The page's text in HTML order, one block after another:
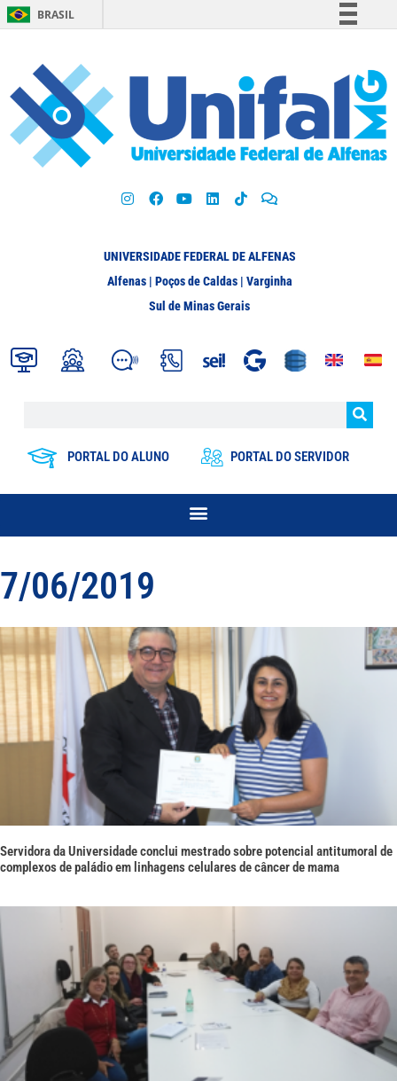
BRASIL
Participe
Acesso à informação
Legislação
UNIVERSIDADE FEDERAL DE ALFENAS
Alfenas | Poços de Caldas | Varginha
Sul de Minas Gerais
PORTAL DO ALUNO PORTAL DO SERVIDOR
7/06/2019
Servidora da Universidade conclui mestrado sobre potencial antitumoral de
complexos de paládio em linhagens celulares de câncer de mama